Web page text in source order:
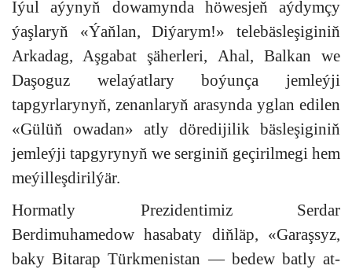
Iýul aýynyň dowamynda höwesjeň aýdymçy
ýaşlaryň «Ýaňlan, Diýarym!» telebäsleşiginiň
Arkadag, Aşgabat şäherleri, Ahal, Balkan we
Daşoguz welaýatlary boýunça jemleýji
tapgyrlarynyň, zenanlaryň arasynda yglan edilen
«Gülüň owadan» atly döredijilik bäsleşiginiň
jemleýji tapgyrynyň we serginiň geçirilmegi hem
meýilleşdirilýär.
Hormatly Prezidentimiz Serdar
Berdimuhamedow hasabaty diňläp, «Garaşsyz,
baky Bitarap Türkmenistan — bedew batly at-